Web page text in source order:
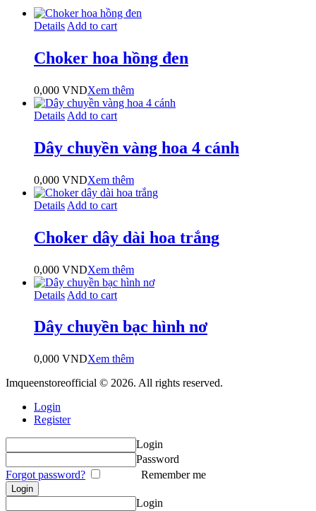
Details Add to cart
Choker hoa hồng đen
0,000 VNDXem thêm
Details Add to cart
Dây chuyền vàng hoa 4 cánh
0,000 VNDXem thêm
Details Add to cart
Choker dây dài hoa trắng
0,000 VNDXem thêm
Details Add to cart
Dây chuyền bạc hình nơ
0,000 VNDXem thêm
Imqueenstoreofficial © 2026. All rights reserved.
Login
Register
Login
Password
Forgot password?
Remember me
Login